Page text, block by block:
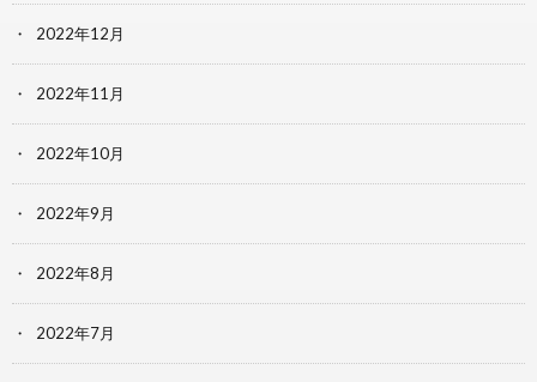
2022年12月
2022年11月
2022年10月
2022年9月
2022年8月
2022年7月